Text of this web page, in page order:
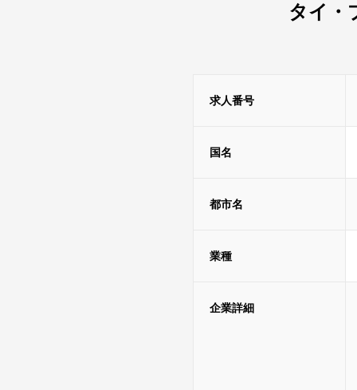
タイ・
求人番号
国名
都市名
業種
企業詳細